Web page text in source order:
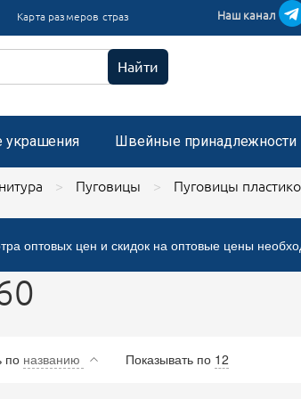
Карта размеров страз Наш канал
Найти
украшения Швейные принадлежности
пришивные с микробисером
стразами, застежка "булавка"
Пуговицы Пуговицы
оптовых цен и скидок на оптовые цены
по названию Показывать по 12